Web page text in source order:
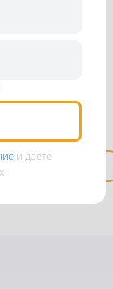
и даете
Подробнее